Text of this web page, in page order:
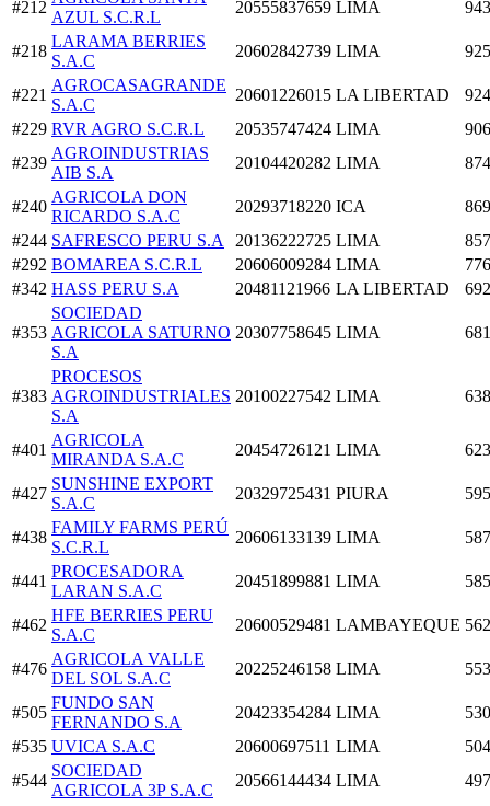
#212
AZUL S.C.R.L
20555837659 LIMA
#218
LARAMA BERRIES
S.A.C
20602842739 LIMA
#221
AGROCASAGRANDE
S.A.C
20601226015 LA LIBERTAD
#229 RVR AGRO S.C.R.L 20535747424 LIMA
#239
AGROINDUSTRIAS
AIB S.A
20104420282 LIMA
#240
AGRICOLA DON
RICARDO S.A.C
20293718220 ICA
#244 SAFRESCO PERU S.A 20136222725 LIMA
#292 BOMAREA S.C.R.L 20606009284 LIMA
#342 HASS PERU S.A 20481121966 LA LIBERTAD
#353
SOCIEDAD
AGRICOLA SATURNO
S.A
20307758645 LIMA
#383
PROCESOS
AGROINDUSTRIALES
S.A
20100227542 LIMA
#401
AGRICOLA
MIRANDA S.A.C
20454726121 LIMA
#427
SUNSHINE EXPORT
S.A.C
20329725431 PIURA
#438
FAMILY FARMS PERÚ
S.C.R.L
20606133139 LIMA
#441
PROCESADORA
LARAN S.A.C
20451899881 LIMA
#462
HFE BERRIES PERU
S.A.C
20600529481 LAMBAYEQUE
#476
AGRICOLA VALLE
DEL SOL S.A.C
20225246158 LIMA
#505
FUNDO SAN
FERNANDO S.A
20423354284 LIMA
#535 UVICA S.A.C 20600697511 LIMA
#544
SOCIEDAD
AGRICOLA 3P S.A.C
20566144434 LIMA